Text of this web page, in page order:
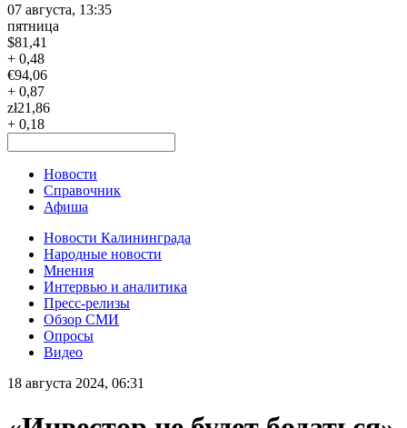
07 августа, 13:35
пятница
$81,41
+ 0,48
€94,06
+ 0,87
zł21,86
+ 0,18
Новости
Справочник
Афиша
Новости Калининграда
Народные новости
Мнения
Интервью и аналитика
Пресс-релизы
Обзор СМИ
Опросы
Видео
18 августа 2024, 06:31